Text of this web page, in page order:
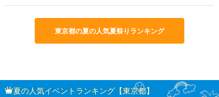
東京都の夏の人気夏祭りランキング
夏の人気イベントランキング【東京都】